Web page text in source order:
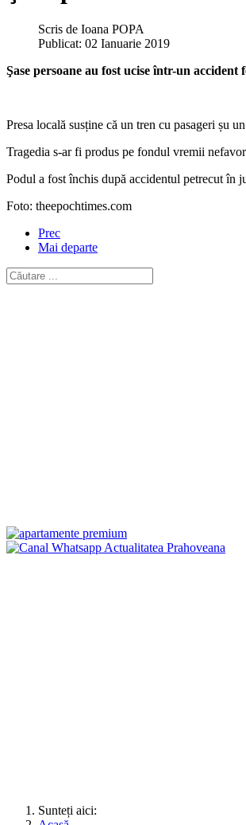
Scris de Ioana POPA
Publicat: 02 Ianuarie 2019
Şase persoane au fost ucise într-un
Presa locală susține că un tren cu pasageri șu
Tragedia s-ar fi produs pe fondul vremii
Podul a fost închis după accidentul petrecut în
Foto: theepochtimes.com
Prec
Mai departe
Sunteți aici: